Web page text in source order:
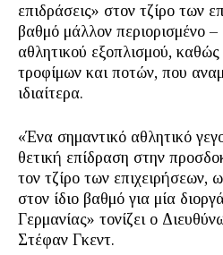
επιδράσεις» στον τζίρο των
βαθμό μάλλον περιορισμένο –
αθλητικού εξοπλισμού,
τροφίμων και ποτών, που
ιδιαίτερα.
«Ένα σημαντικό αθλητικό
θετική επίδραση στην
τον τζίρο των επιχειρήσεων,
στον ίδιο βαθμό για μία
Γερμανίας» τονίζει ο
Στέφαν Γκεντ.